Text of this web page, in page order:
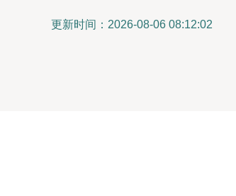
更新时间：2026-08-06 08:12:02